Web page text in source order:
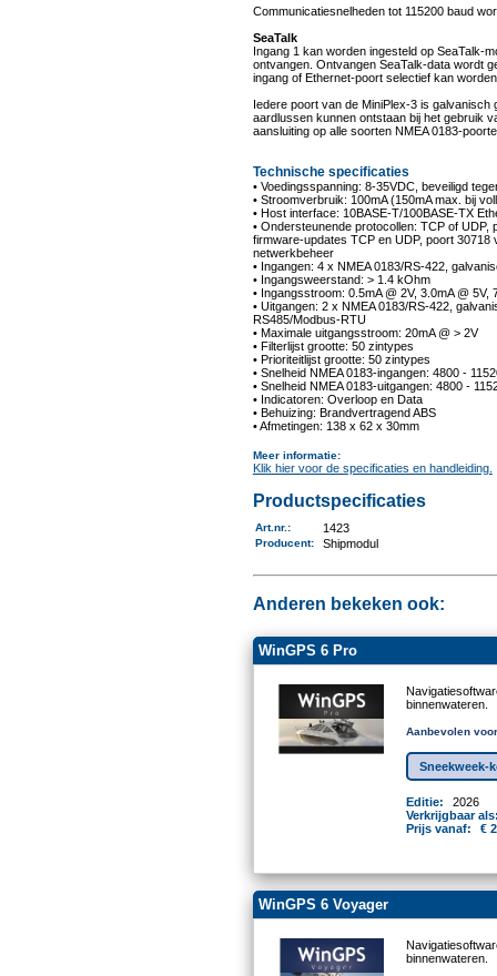
Communicatiesnelheden tot 115200 baud
SeaTalk
Ingang 1 kan worden ingesteld op SeaTalk-
ontvangen. Ontvangen SeaTalk-data wordt
ingang of Ethernet-poort selectief kan
Iedere poort van de MiniPlex-3 is
aardlussen kunnen ontstaan bij het gebruik
aansluiting op alle soorten NMEA 0183-
Technische specificaties
• Voedingsspanning: 8-35VDC, beveiligd
• Stroomverbruik: 100mA (150mA max. bij
• Host interface: 10BASE-T/100BASE-TX
• Ondersteunende protocollen: TCP of
firmware-updates TCP en UDP, poort
netwerkbeheer
• Ingangen: 4 x NMEA 0183/RS-422,
• Ingangsweerstand: > 1.4 kOhm
• Ingangsstroom: 0.5mA @ 2V, 3.0mA @ 5V,
• Uitgangen: 2 x NMEA 0183/RS-422,
RS485/Modbus-RTU
• Maximale uitgangsstroom: 20mA @ > 2V
• Filterlijst grootte: 50 zintypes
• Prioriteitlijst grootte: 50 zintypes
• Snelheid NMEA 0183-ingangen: 4800 -
• Snelheid NMEA 0183-uitgangen: 4800 -
• Indicatoren: Overloop en Data
• Behuizing: Brandvertragend ABS
• Afmetingen: 138 x 62 x 30mm
Meer informatie:
Klik hier voor de specificaties en handleiding.
Productspecificaties
Art.nr. : 1423
Producent: Shipmodul
Anderen bekeken ook:
WinGPS 6 Pro
binnenwateren.
Aanbevolen
Sneekweek-
Editie:
2026
Verkrijgbaar
Prijs vanaf:
€
WinGPS 6 Voyager
binnenwateren.